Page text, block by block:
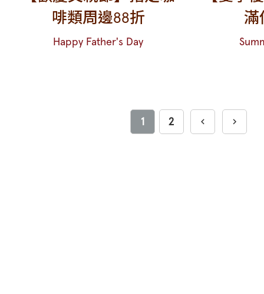
啡類周邊88折
Happy Father's Day
滿
1 2